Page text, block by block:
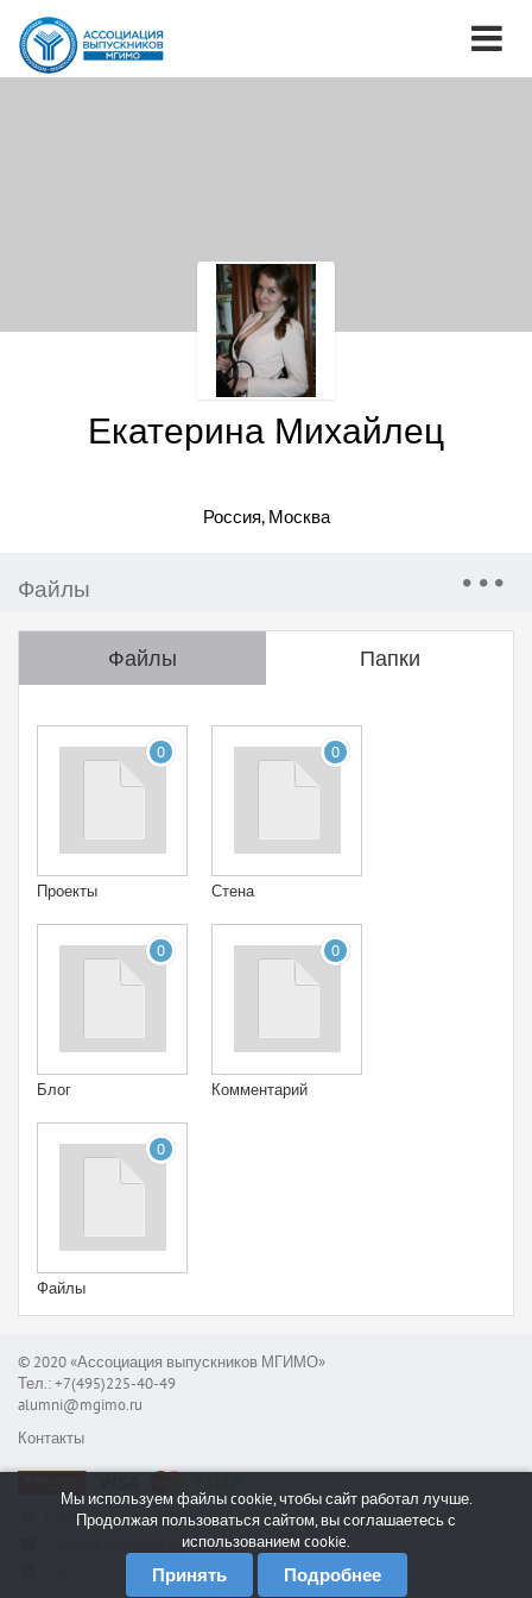
Екатерина Михайлец
Россия, Москва
Файлы
Файлы Папки
0
Проекты
0
Стена
0
Блог
0
Комментарий
0
Файлы
© 2020 «Ассоциация выпускников МГИМО»
Тел.: +7(495)225-40-49
alumni@mgimo.ru
Контакты
Сообщить об ошибке
Мы используем файлы cookie, чтобы сайт работал лучше.
Продолжая пользоваться сайтом, вы соглашаетесь с
использованием cookie.
Принять Подробнее